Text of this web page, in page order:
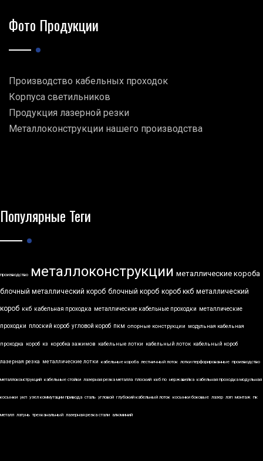
Фото Продукции
Производство кабельных проходок
Корпуса светильников
Продукция лазерной резки
Металлоконструкции нашего производства
Популярные Теги
производство металлоконструкции металлические короба
блочный металлический короб блочный короб короб ккб металлический
короб ккб кабельная проходка металлические кабельные проходки металлические
проходки плоский короб угловой короб пкм опорные конструкции модульная кабельная
проходка короб кз коробка зажимов кабельные лотки кабельный лоток кабельный короб
лазерная резка металлические лотки кабельные короба лестничный лоток лотки перфорированные производство
металлоконструкций кабельные стойки лазерная резка металла плоский ккб по нержавейка кабельная проходка модульная
косынки укп узел коммутации привода сталь угловой глубокий кабельный лоток косынки боковые лазер лэп монтаж пк
металл латунь трехканальный лазерная резка стали алюминий